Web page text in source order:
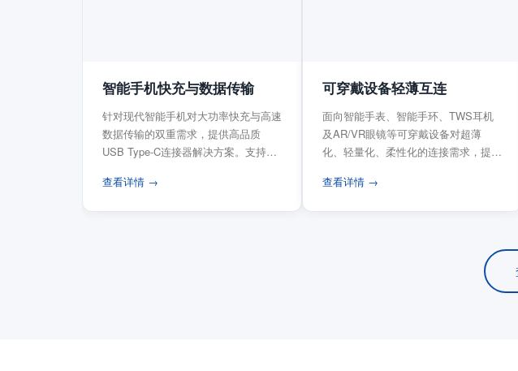
智能手机快充与数据传输
针对现代智能手机对大功率快充与高速
数据传输的双重需求，提供高品质
USB Type-C连接器解决方案。支持
查看详情 →
可穿戴设备轻薄互连
面向智能手表、智能手环、TWS耳机
及AR/VR眼镜等可穿戴设备对超薄
化、轻量化、柔性化的连接需求，提供
查看详情 →